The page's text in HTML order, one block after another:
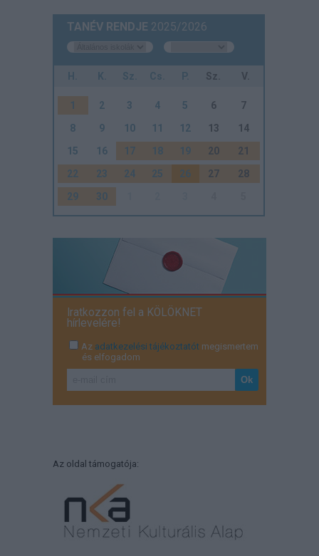
TANÉV RENDJE 2025/2026
H. K. Sz. Cs. P. Sz. V.
1 2 3 4 5 6
7
8
9 10 11 12 13
14
15
16 17 18 19 20
21
22
23 24 25 26 27
28
29
30
Iratkozzon fel a KÖLÖKNET
hírlevelére!
Az adatkezelési tájékoztatót megismertem
és elfogadom
Az oldal támogatója: